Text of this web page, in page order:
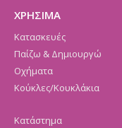
ΧΡΗΣΙΜΑ
Κατασκευές
Παίζω & Δημιουργώ
Οχήματα
Κούκλες/Κουκλάκια
Κατάστημα